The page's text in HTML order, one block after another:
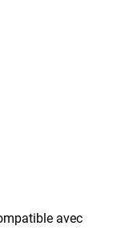
avec